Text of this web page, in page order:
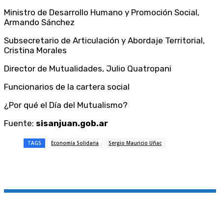
Ministro de Desarrollo Humano y Promoción Social,
Armando Sánchez
Subsecretario de Articulación y Abordaje Territorial,
Cristina Morales
Director de Mutualidades, Julio Quatropani
Funcionarios de la cartera social
¿Por qué el Día del Mutualismo?
Fuente: sisanjuan.gob.ar
TAGS Economía Solidaria Sergio Mauricio Uñac